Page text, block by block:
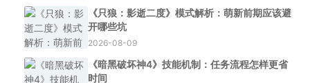
《只狼：影逝二度》模式解析：萌新前期应该避
开哪些坑
2026-08-09
《暗黑破坏神4》技能机制：任务流程怎样更省
时间